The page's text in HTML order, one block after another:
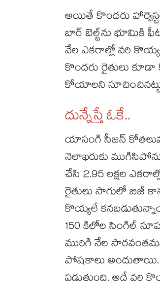
అయితే కొందరు
బార్ బెల్ట్​ను భూమికి
వేల ఎకరాల్లో వరి
కొందరు రైతులు
కోయాలని
దున్నేస్తే ఓకే..
యాసంగి సీజన్
నెలాఖరుకు
చేసి 2.95 లక్షల
రైతులు సాగులో బిజీ
కొయ్యలే
150 కిలోల సింగిల్‌‌‌‌
మురిగి నేల
పోషకాలు అందుతాయి.
పడుతుంది. అదే వరి